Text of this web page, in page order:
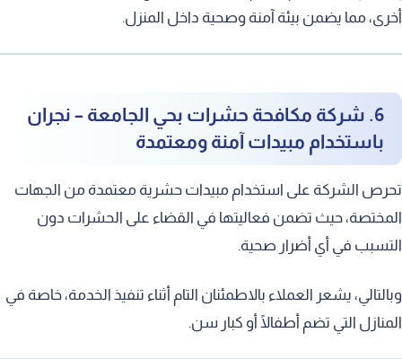
أخرى، مما يضمن بيئة آمنة وصحية داخل المنزل.
6. شركة مكافحة حشرات بحي الجامعة – نجران
باستخدام مبيدات آمنة ومعتمدة
تحرص الشركة على استخدام مبيدات حشرية معتمدة من الجهات
المختصة، حيث تضمن فعاليتها في القضاء على الحشرات دون
التسبب في أي أضرار صحية.
وبالتالي، يشعر العملاء بالاطمئنان التام أثناء تنفيذ الخدمة، خاصة في
المنازل التي تضم أطفالًا أو كبار سن.